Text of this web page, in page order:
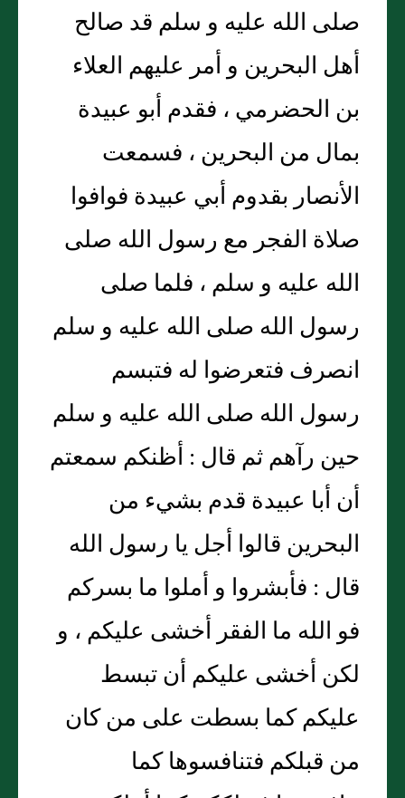
صلى الله عليه و سلم قد صالح
أهل البحرين و أمر عليهم العلاء
بن الحضرمي ، فقدم أبو عبيدة
بمال من البحرين ، فسمعت
الأنصار بقدوم أبي عبيدة فوافوا
صلاة الفجر مع رسول الله صلى
الله عليه و سلم ، فلما صلى
رسول الله صلى الله عليه و سلم
انصرف فتعرضوا له فتبسم
رسول الله صلى الله عليه و سلم
حين رآهم ثم قال : أظنكم سمعتم
أن أبا عبيدة قدم بشيء من
البحرين قالوا أجل يا رسول الله
قال : فأبشروا و أملوا ما بسركم
فو الله ما الفقر أخشى عليكم ، و
لكن أخشى عليكم أن تبسط
عليكم كما بسطت على من كان
من قبلكم فتنافسوها كما